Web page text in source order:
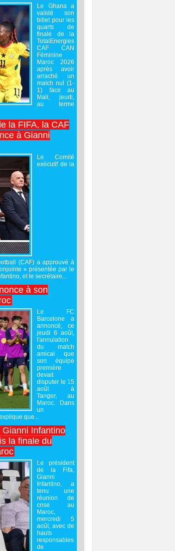
Le Ghana a
validé son
billet pour les
quarts de
finale de la
TotalEnergies
CAF CAN
Féminine
Maroc 2026
après avoir
arraché un
match nul (1-
1) face au
Mali, jeudi,
au terme
la FIFA, la CAF
à Gianni
Le Comité
exécutif de la
(CAF) a approuvé à
» présentée par le
et le secrétaire...
à son
Le FC
Barcelone a
annoncé, ce
jeudi 6 août,
l'annulation
du match
amical que
son équipe
première
devait
disputer le 15
août à
Tanger, au
Maroc. Dans
un
que...
Infantino
la finale du
Le président
de la Fifa,
Gianni
Infantino, a
tenu une
réunion de
crise au
Maroc,
mercredi 5
août, avec de
hauts
responsables
de